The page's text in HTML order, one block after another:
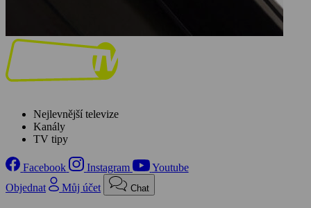
Nejlevnější televize
Kanály
TV tipy
Facebook Instagram
Youtube
Objednat
Můj účet Chat